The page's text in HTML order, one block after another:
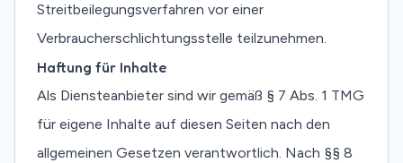
Streitbeilegungsverfahren vor einer
Verbraucherschlichtungsstelle teilzunehmen.
Haftung für Inhalte
Als Diensteanbieter sind wir gemäß § 7 Abs. 1 TMG
für eigene Inhalte auf diesen Seiten nach den
allgemeinen Gesetzen verantwortlich. Nach §§ 8